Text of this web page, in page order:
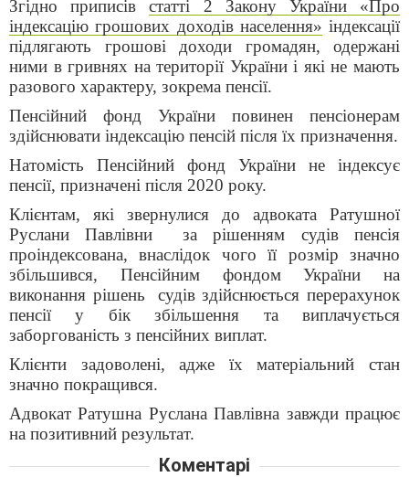
Згідно приписів
статті 2 Закону України «Про
індексацію грошових доходів населення» індексації
підлягають грошові доходи громадян, одержані
ними в гривнях на території України і які не мають
разового характеру, зокрема пенсії.
Пенсійний фонд України повинен пенсіонерам
здійснювати індексацію пенсій після їх призначення.
Натомість Пенсійний фонд України не індексує
пенсії, призначені після 2020 року.
Клієнтам, які звернулися до адвоката Ратушної
Руслани Павлівни
за рішенням судів пенсія
проіндексована, внаслідок чого її розмір значно
збільшився, Пенсійним фондом України на
виконання рішень
судів здійснюється перерахунок
пенсії у бік збільшення та виплачується
заборгованість з пенсійних виплат.
Клієнти задоволені, адже їх матеріальний стан
значно покращився.
Адвокат Ратушна Руслана Павлівна завжди працює
на позитивний результат.
Коментарі